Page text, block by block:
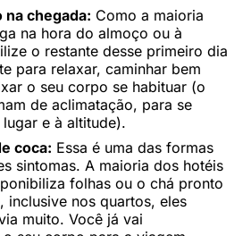
na chegada: Como a maioria
na hora do almoço ou à
o restante desse primeiro dia
para relaxar, caminhar bem
o seu corpo se habituar (o
de aclimatação, para se
e à altitude).
coca: Essa é uma das formas
sintomas. A maioria dos hotéis
folhas ou o chá pronto
inclusive nos quartos, eles
muito. Você já vai